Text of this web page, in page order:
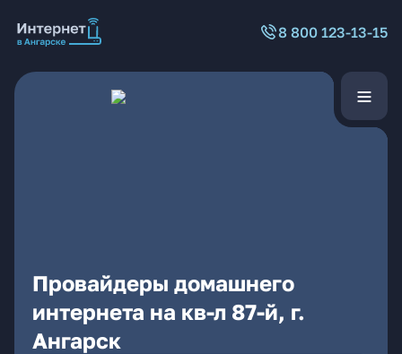
8 800 123-13-15
Провайдеры домашнего
интернета на кв-л 87-й, г.
Ангарск